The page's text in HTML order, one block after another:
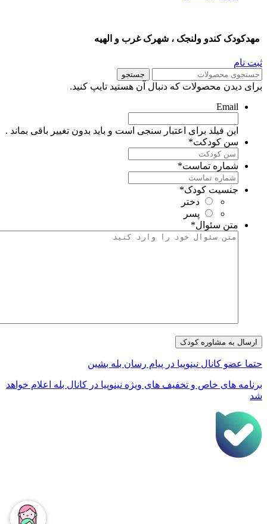
کندو ولنجک ، شهرک غرب و الهیه
نام
جستجو
دیدن محصولات که دنبال آن هستید تایپ کنید.
Email
این فیلد برای اعتبار سنجی است و باید بدون تغییر باقی بماند .
سن کودکت*
شماره تماست*
جنسیت کودک*
دختر
پسر
متن سئوال *
عضو کانال نینوپیا در پیام رسان بله بشین
های خاص و تخفیف های ویژه نینوپیا در کانال بله اعلام خواهد